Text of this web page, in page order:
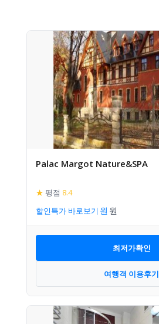
Palac Margot Nature&SPA
★ 평점 8.4
할인특가 바로보기
최저가확인
여행객 이용후기